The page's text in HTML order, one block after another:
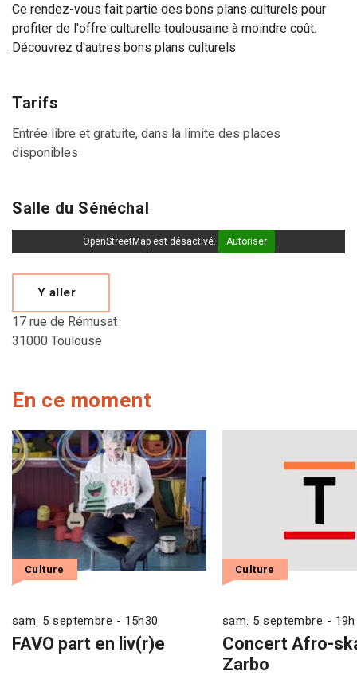
Ce rendez-vous fait partie des bons plans culturels pour
profiter de l'offre culturelle toulousaine à moindre coût.
Découvrez d'autres bons plans culturels
Tarifs
Entrée libre et gratuite, dans la limite des places
disponibles
Salle du Sénéchal
OpenStreetMap est désactivé. Autoriser
Y aller
17 rue de Rémusat
31000 Toulouse
En ce moment
FAVO part en liv(r)e
Culture
sam. 5 septembre - 15h30
Concert Afro-
Zarbo
Culture
sam. 5 septembre - 19h